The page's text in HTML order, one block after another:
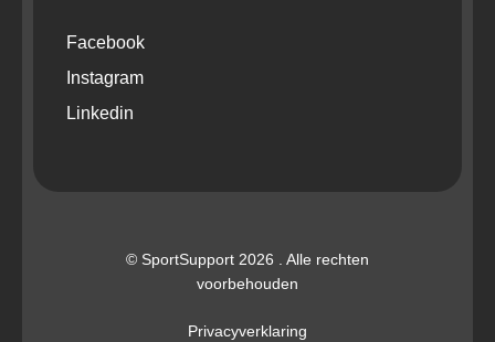
Facebook
Instagram
Linkedin
© SportSupport 2026 . Alle rechten
voorbehouden
Privacyverklaring